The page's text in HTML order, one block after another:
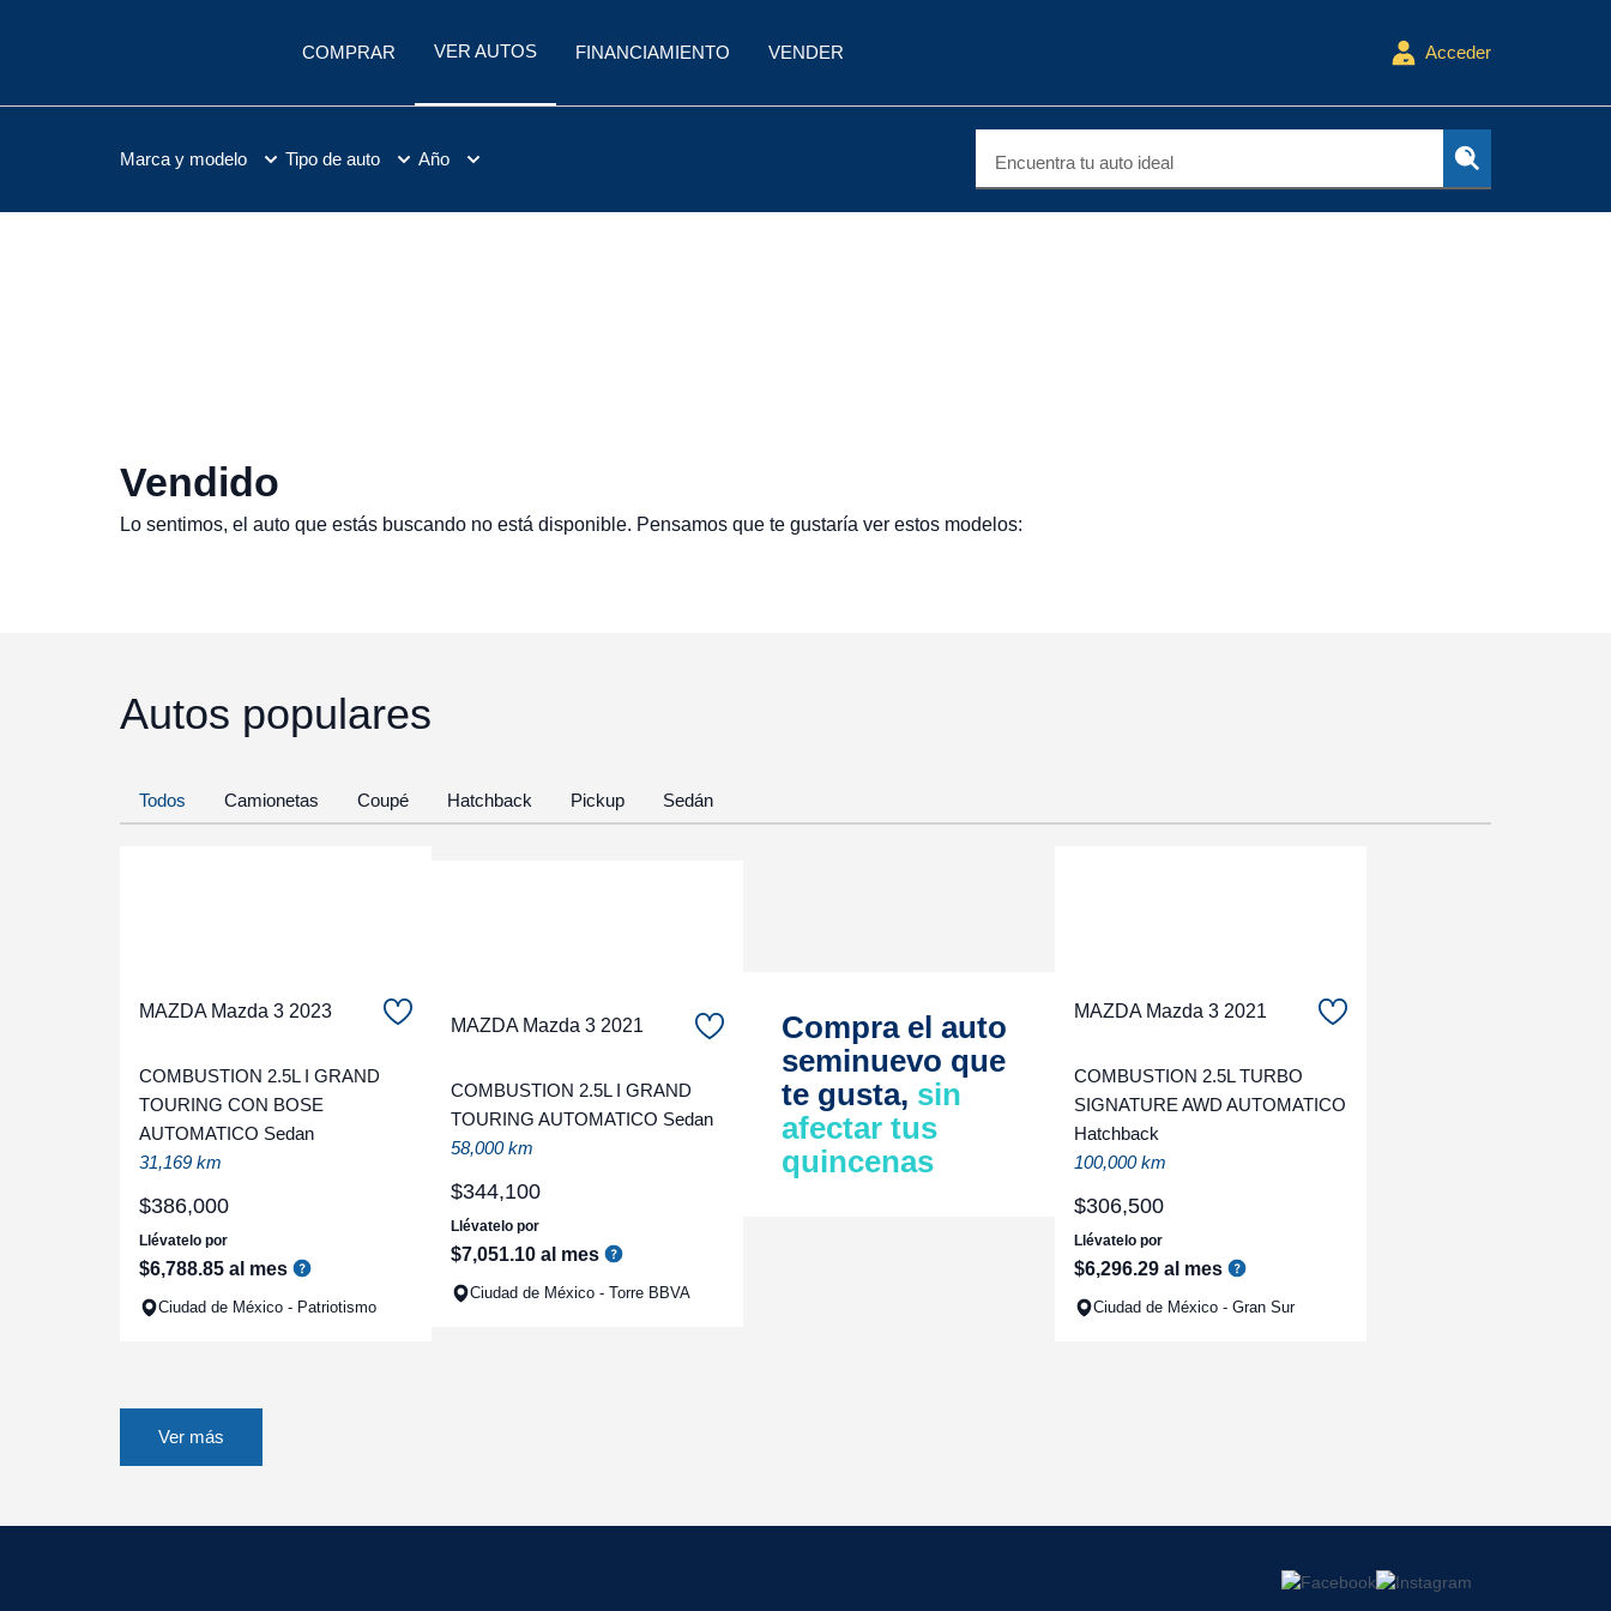
COMPRAR VER AUTOS FINANCIAMIENTO VENDER Acceder
Marca y modelo Tipo de auto Año Encuentra tu auto ideal
Vendido
Lo sentimos, el auto que estás buscando no está disponible. Pensamos que te gustaría ver estos modelos:
Autos populares
Todos Camionetas Coupé Hatchback Pickup Sedán
MAZDA Mazda 3 2023
COMBUSTION 2.5L I GRAND
TOURING CON BOSE
AUTOMATICO Sedan
31,169 km
$386,000
Llévatelo por
$6,788.85 al mes
Ciudad de México - Patriotismo
MAZDA Mazda 3 2021
COMBUSTION 2.5L I GRAND
TOURING AUTOMATICO Sedan
58,000 km
$344,100
Llévatelo por
$7,051.10 al mes
Ciudad de México - Torre BBVA
Compra el auto
seminuevo que
te gusta, sin
afectar tus
quincenas
MAZDA Mazda 3 2021
COMBUSTION 2.5L TURBO
SIGNATURE AWD AUTOMATICO
Hatchback
100,000 km
$306,500
Llévatelo por
$6,296.29 al mes
Ciudad de México - Gran Sur
Ver más